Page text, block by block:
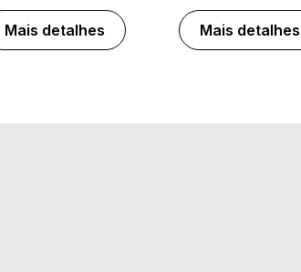
Mais detalhes Mais detalhes